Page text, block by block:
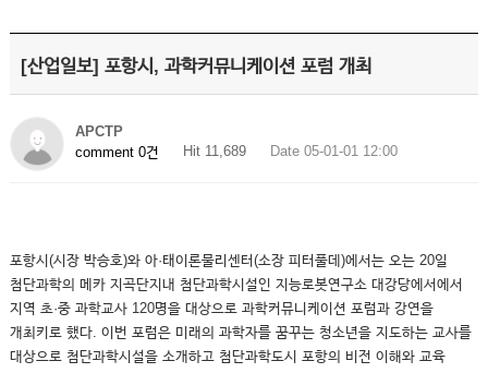
[산업일보] 포항시, 과학커뮤니케이션 포럼 개최
APCTP
comment 0건
Hit 11,689 Date 05-01-01 12:00
포항시(시장 박승호)와 아·태이론물리센터(소장 피터풀데)에서는 오는 20일
첨단과학의 메카 지곡단지내 첨단과학시설인 지능로봇연구소 대강당에서에서
지역 초·중 과학교사 120명을 대상으로 과학커뮤니케이션 포럼과 강연을
개최키로 했다. 이번 포럼은 미래의 과학자를 꿈꾸는 청소년을 지도하는 교사를
대상으로 첨단과학시설을 소개하고 첨단과학도시 포항의 비전 이해와 교육